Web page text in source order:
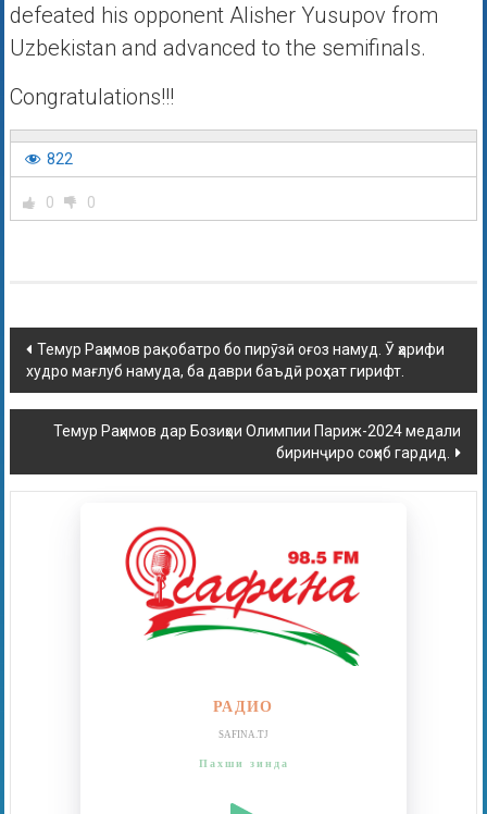
defeated his opponent Alisher Yusupov from
Uzbekistan and advanced to the semifinals.
Congratulations!!!
822
0 0
Темур Раҳимов рақобатро бо пирӯзӣ оғоз намуд. Ӯ ҳарифи
худро мағлуб намуда, ба даври баъдӣ роҳхат гирифт.
Темур Раҳимов дар Бозиҳои Олимпии Париж-2024 медали
биринҷиро соҳиб гардид.
РАДИО
SAFINA.TJ
Пахши зинда